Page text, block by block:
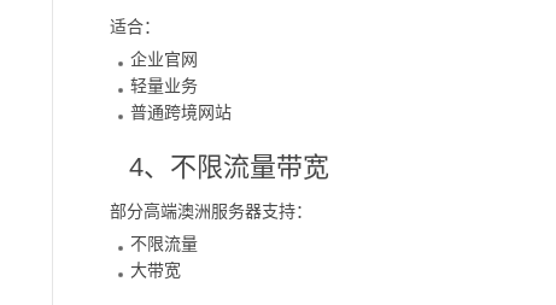
适合：
企业官网
轻量业务
普通跨境网站
4、不限流量带宽
部分高端澳洲服务器支持：
不限流量
大带宽